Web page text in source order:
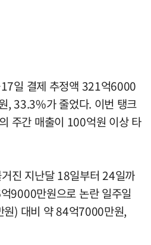
일 결제 추정액 321억6000
, 33.3%가 줄었다. 이번 탱크
주간 매출이 100억원 이상 타
진 지난달 18일부터 24일까
9000만원으로 논란 일주일
) 대비 약 84억7000만원,